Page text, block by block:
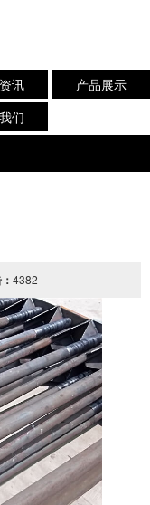
讯
产品展示
们
4382